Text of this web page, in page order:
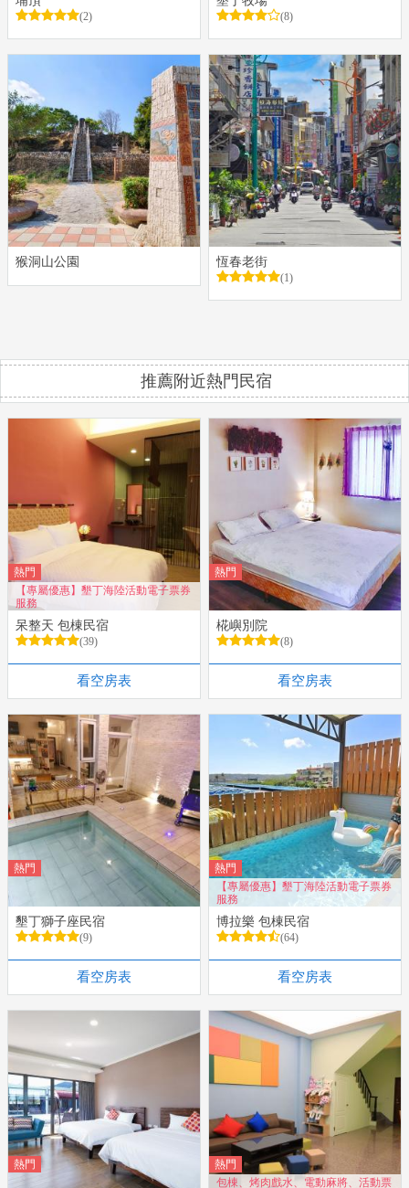
(2) (8)
猴洞山公園 恆春老街
(1)
推薦附近熱門民宿
熱門
【專屬優惠】墾丁海陸活動電子票券
服務
呆整天 包棟民宿
(39)
看空房表
熱門
椛嶼別院
(8)
看空房表
熱門
墾丁獅子座民宿
(9)
看空房表
熱門
【專屬優惠】墾丁海陸活動電子票券
服務
博拉樂 包棟民宿
(64)
看空房表
熱門
熱門
包棟、烤肉戲水、電動麻將、活動票